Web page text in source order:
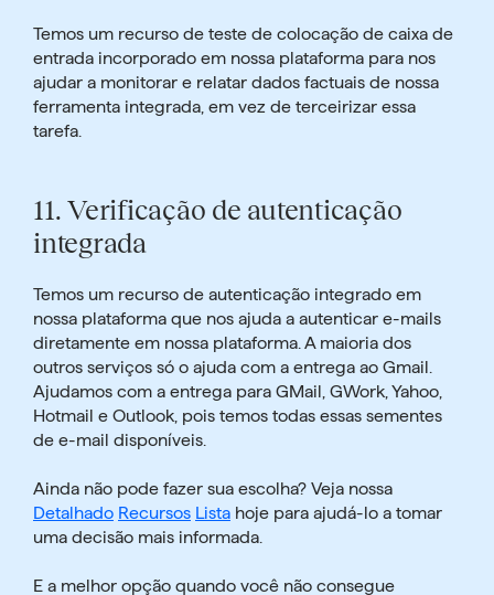
Temos um recurso de teste de colocação de caixa de
entrada incorporado em nossa plataforma para nos
ajudar a monitorar e relatar dados factuais de nossa
ferramenta integrada, em vez de terceirizar essa
tarefa.
11. Verificação de autenticação
integrada
Temos um recurso de autenticação integrado em
nossa plataforma que nos ajuda a autenticar e-mails
diretamente em nossa plataforma. A maioria dos
outros serviços só o ajuda com a entrega ao Gmail.
Ajudamos com a entrega para GMail, GWork, Yahoo,
Hotmail e Outlook, pois temos todas essas sementes
de e-mail disponíveis.
Ainda não pode fazer sua escolha? Veja nossa
Detalhado Recursos Lista hoje para ajudá-lo a tomar
uma decisão mais informada.
E a melhor opção quando você não consegue